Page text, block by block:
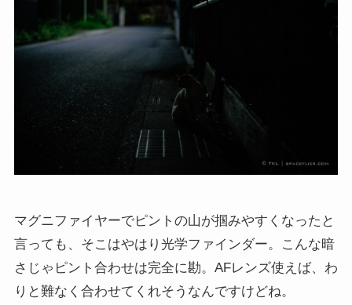
マグニファイヤーでピントの山が掴みやすくなったと
言っても、そこはやはり光学ファインダー。こんな暗
さじゃピント合わせは完全に勘。AFレンズ使えば、わ
りと難なく合わせてくれそうなんですけどね。